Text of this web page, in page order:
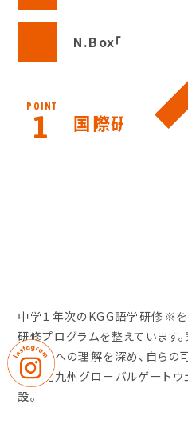
N.Box「グローバル
POINT
1 国際研修プロ
中学１年次のKGG語学研修※
研修プログラムを整えています
は世界への理解を深め、自らの
※…北九州グローバルゲートウ
設。